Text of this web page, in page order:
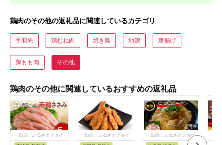
鶏肉のその他の返礼品に関連しているカテゴリ
手羽先 鶏むね肉 焼き鳥 地鶏 唐揚げ
鶏もも肉 その他
鶏肉のその他に関連しているおすすめの返礼品
出典：ふるさとチョイ
出典：ふるさとチョイ
出典：ふるさとチョイ